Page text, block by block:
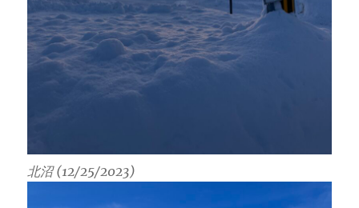
北沼 (12/25/2023)